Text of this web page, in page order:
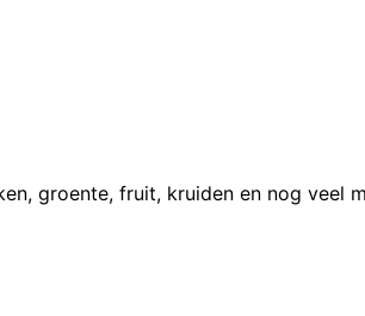
groente, fruit, kruiden en nog veel